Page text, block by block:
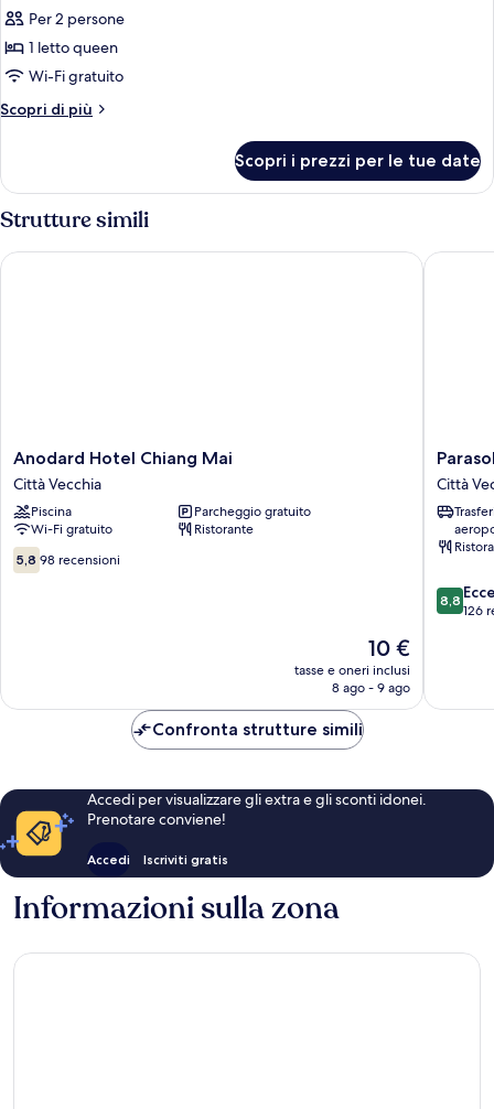
Per 2 persone
1 letto queen
Wi-Fi gratuito
Scopri di più
Altri
Room
Scopri i prezzi per le tue date
Strutture simili
Anodard
Hotel
Chiang
Mai
Città
Vecchia
Anodard Hotel Chiang Mai
Città Vecchia
Piscina
Parcheggio gratuito
Wi-Fi gratuito
Ristorante
5.8
su
5,8 98 recensioni
Il
prezzo
attuale
10 €
tasse e oneri inclusi
8 ago - 9 ago
Anodard Hotel Chiang Mai
Parasol
Inn
Chiang
Mai
Old
City
Vecchia
Città
8.8
su
8,8
126
Parasol
Confronta strutture simili
Accedi per visualizzare gli extra e gli sconti idonei.
Prenotare conviene!
Accedi Iscriviti gratis
Informazioni sulla zona